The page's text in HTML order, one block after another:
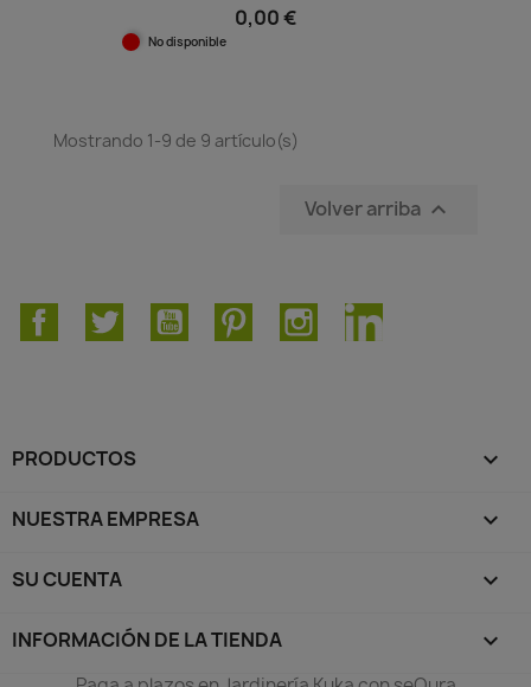
0,00 €
No disponible
Mostrando 1-9 de 9 artículo(s)
Volver arriba 
FacebookTwitter YouTube PinterestInstagramLinkedIn
PRODUCTOS 
NUESTRA EMPRESA 
SU CUENTA 
INFORMACIÓN DE LA TIENDA keyboard_arrow_down